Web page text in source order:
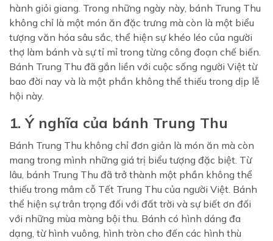
hành giỏi giang. Trong những ngày này, bánh Trung Thu
không chỉ là một món ăn đặc trưng mà còn là một biểu
tượng văn hóa sâu sắc, thể hiện sự khéo léo của người
thợ làm bánh và sự tỉ mỉ trong từng công đoạn chế biến.
Bánh Trung Thu đã gắn liền với cuộc sống người Việt từ
bao đời nay và là một phần không thể thiếu trong dịp lễ
hội này.
1. Ý nghĩa của bánh Trung Thu
Bánh Trung Thu không chỉ đơn giản là món ăn mà còn
mang trong mình những giá trị biểu tượng đặc biệt. Từ
lâu, bánh Trung Thu đã trở thành một phần không thể
thiếu trong mâm cỗ Tết Trung Thu của người Việt. Bánh
thể hiện sự trân trọng đối với đất trời và sự biết ơn đối
với những mùa màng bội thu. Bánh có hình dáng đa
dạng, từ hình vuông, hình tròn cho đến các hình thù